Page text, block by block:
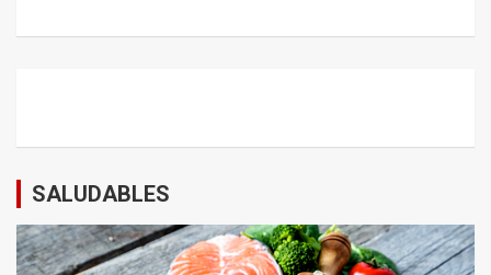
SALUDABLES